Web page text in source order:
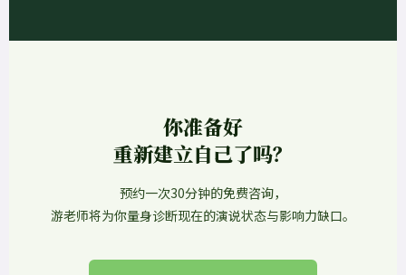
你准备好
重新建立自己了吗？
预约一次30分钟的免费咨询，
游老师将为你量身诊断现在的演说状态与影响力缺口。